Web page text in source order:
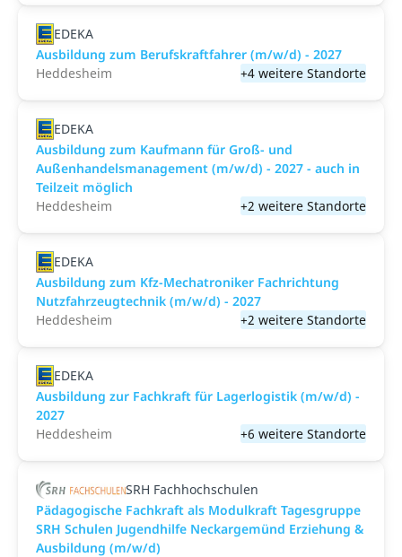
EDEKA
Ausbildung zum Berufskraftfahrer (m/w/d) - 2027
Heddesheim
+4 weitere Standorte
EDEKA
Ausbildung zum Kaufmann für Groß- und
Außenhandelsmanagement (m/w/d) - 2027 - auch in
Teilzeit möglich
Heddesheim
+2 weitere Standorte
EDEKA
Ausbildung zum Kfz-Mechatroniker Fachrichtung
Nutzfahrzeugtechnik (m/w/d) - 2027
Heddesheim
+2 weitere Standorte
EDEKA
Ausbildung zur Fachkraft für Lagerlogistik (m/w/d) -
2027
Heddesheim
+6 weitere Standorte
SRH Fachhochschulen
Pädagogische Fachkraft als Modulkraft Tagesgruppe
SRH Schulen Jugendhilfe Neckargemünd Erziehung &
Ausbildung (m/w/d)